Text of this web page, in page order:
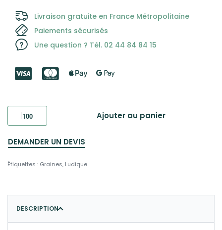
Livraison gratuite en France Métropolitaine
Paiements sécurisés
Une question ? Tél. 02 44 84 84 15
Ajouter au panier
DEMANDER UN DEVIS
Étiquettes : Graines, Ludique
DESCRIPTION